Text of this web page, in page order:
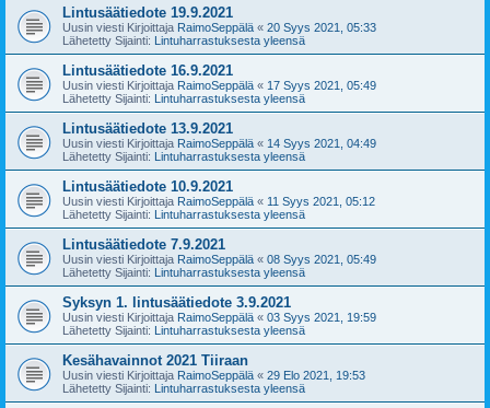
Lintusäätiedote 19.9.2021
Uusin viesti Kirjoittaja RaimoSeppälä « 20 Syys 2021, 05:33
Lähetetty Sijainti: Lintuharrastuksesta yleensä
Lintusäätiedote 16.9.2021
Uusin viesti Kirjoittaja RaimoSeppälä « 17 Syys 2021, 05:49
Lähetetty Sijainti: Lintuharrastuksesta yleensä
Lintusäätiedote 13.9.2021
Uusin viesti Kirjoittaja RaimoSeppälä « 14 Syys 2021, 04:49
Lähetetty Sijainti: Lintuharrastuksesta yleensä
Lintusäätiedote 10.9.2021
Uusin viesti Kirjoittaja RaimoSeppälä « 11 Syys 2021, 05:12
Lähetetty Sijainti: Lintuharrastuksesta yleensä
Lintusäätiedote 7.9.2021
Uusin viesti Kirjoittaja RaimoSeppälä « 08 Syys 2021, 05:49
Lähetetty Sijainti: Lintuharrastuksesta yleensä
Syksyn 1. lintusäätiedote 3.9.2021
Uusin viesti Kirjoittaja RaimoSeppälä « 03 Syys 2021, 19:59
Lähetetty Sijainti: Lintuharrastuksesta yleensä
Kesähavainnot 2021 Tiiraan
Uusin viesti Kirjoittaja RaimoSeppälä « 29 Elo 2021, 19:53
Lähetetty Sijainti: Lintuharrastuksesta yleensä